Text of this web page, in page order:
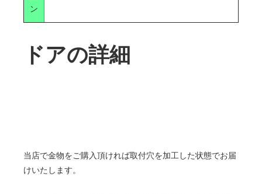
ン
ドアの詳細
当店で金物をご購入頂ければ取付穴を加工した状態でお届
けいたします。